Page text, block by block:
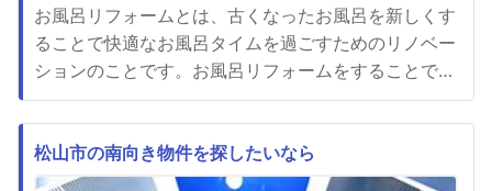
お風呂リフォームとは、古くなったお風呂を新しくす
ることで快適なお風呂タイムを過ごすためのリノベー
ションのことです。お風呂リフォームをすることで、
お風呂の機能性やデザイン性を向上させることができ
ます。風呂のリフォームに必要な材料ですがお風呂の
床や壁には、防水性のあるタイルやモルタルなどが使
用されます。また、お風呂の浴槽には、アクリルやス
松山市の南向き物件を探したいなら